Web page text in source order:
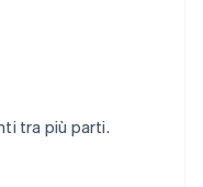
tra più parti.